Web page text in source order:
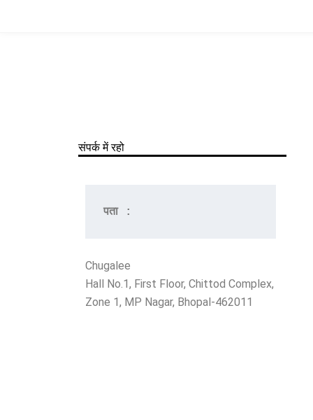
संपर्क में रहो
पता :
Chugalee
Hall No.1, First Floor, Chittod Complex,
Zone 1, MP Nagar, Bhopal-462011